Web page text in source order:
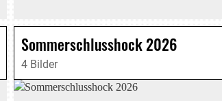
Sommerschlusshock 2026
4 Bilder